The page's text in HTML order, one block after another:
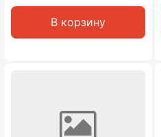
В корзину